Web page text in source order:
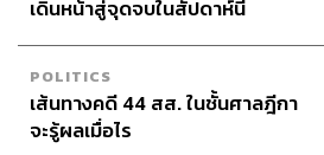
เดินหน้าสู่จุดจบในสัปดาห์นี้
POLITICS
เส้นทางคดี 44 สส. ในชั้นศาลฎีกา
จะรู้ผลเมื่อไร